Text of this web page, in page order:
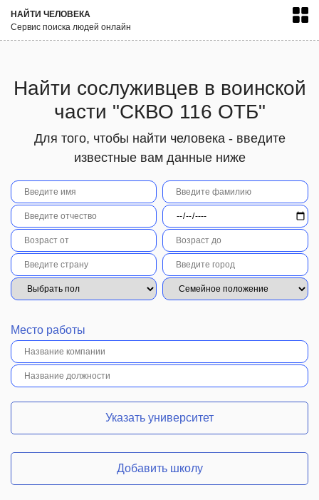
НАЙТИ ЧЕЛОВЕКА
Сервис поиска людей онлайн
Найти сослуживцев в воинской
части "СКВО 116 ОТБ"
Для того, чтобы найти человека - введите
известные вам данные ниже
Место работы
Указать университет
Добавить школу